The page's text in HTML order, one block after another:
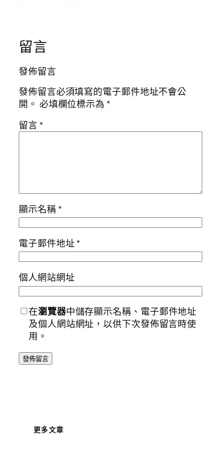
留言
發佈留言
發佈留言必須填寫的電子郵件地址不會公
開。 必填欄位標示為*
留言*
顯示名稱*
電子郵件地址*
個人網站網址
在瀏覽器中儲存顯示名稱、電子郵件地址
及個人網站網址，以供下次發佈留言時使
用。
更多文章